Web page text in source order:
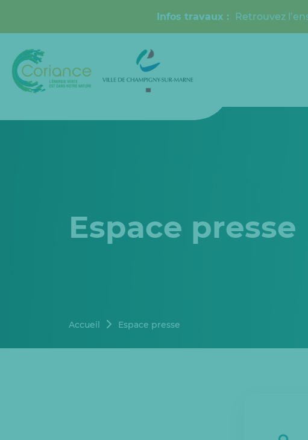
Infos travaux : Retrouvez
Espace presse
Accueil Espace presse